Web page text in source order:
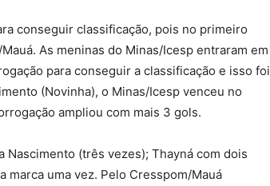
conseguir classificação, pois no primeiro
As meninas do Minas/Icesp entraram em
para conseguir a classificação e isso foi
(Novinha), o Minas/Icesp venceu no
ampliou com mais 3 gols.
Nascimento (três vezes); Thayná com dois
marca uma vez. Pelo Cresspom/Mauá